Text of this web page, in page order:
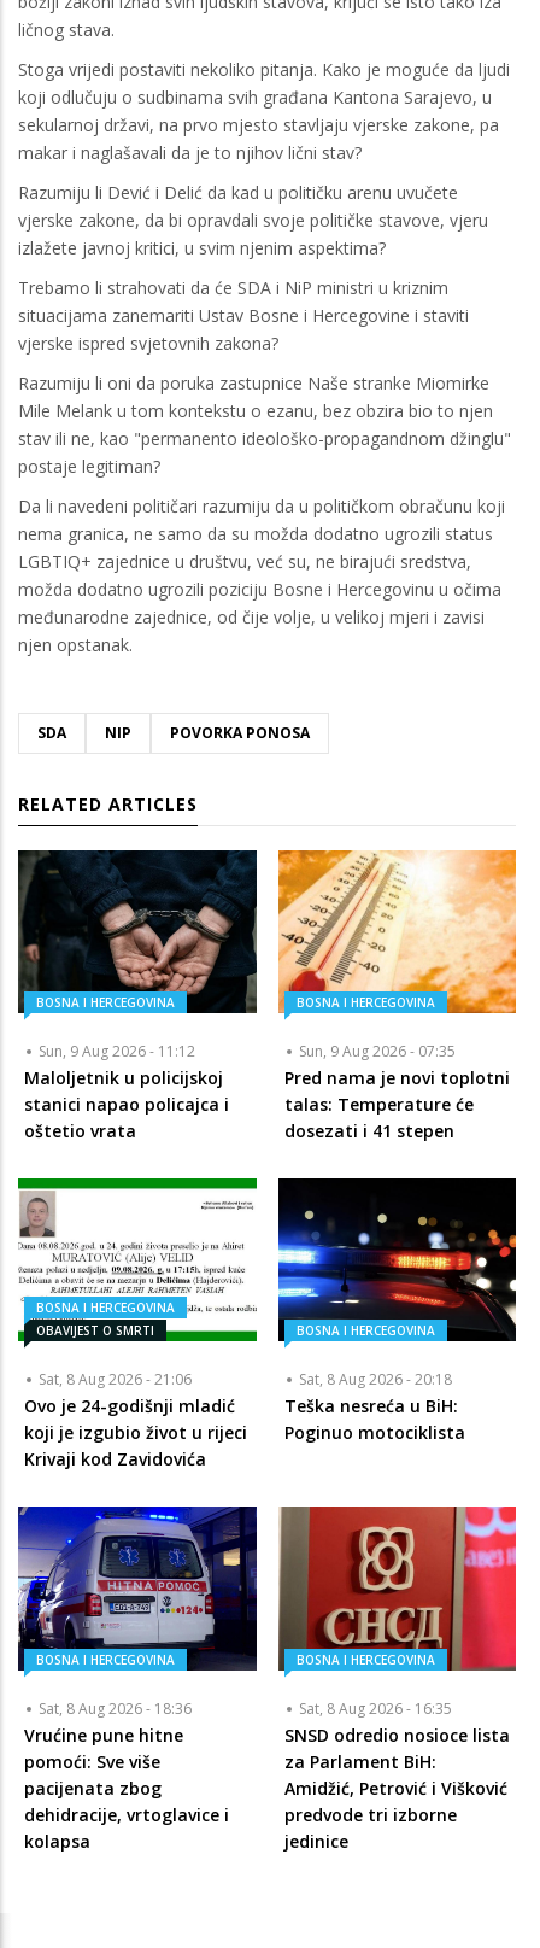
ličnog stava.
Stoga vrijedi postaviti nekoliko pitanja. Kako je moguće da ljudi
koji odlučuju o sudbinama svih građana Kantona Sarajevo, u
sekularnoj državi, na prvo mjesto stavljaju vjerske zakone, pa
makar i naglašavali da je to njihov lični stav?
Razumiju li Dević i Delić da kad u političku arenu uvučete
vjerske zakone, da bi opravdali svoje političke stavove, vjeru
izlažete javnoj kritici, u svim njenim aspektima?
Trebamo li strahovati da će SDA i NiP ministri u kriznim
situacijama zanemariti Ustav Bosne i Hercegovine i staviti
vjerske ispred svjetovnih zakona?
Razumiju li oni da poruka zastupnice Naše stranke Miomirke
Mile Melank u tom kontekstu o ezanu, bez obzira bio to njen
stav ili ne, kao "permanento ideološko-propagandnom džinglu"
postaje legitiman?
Da li navedeni političari razumiju da u političkom obračunu koji
nema granica, ne samo da su možda dodatno ugrozili status
LGBTIQ+ zajednice u društvu, već su, ne birajući sredstva,
možda dodatno ugrozili poziciju Bosne i Hercegovinu u očima
međunarodne zajednice, od čije volje, u velikoj mjeri i zavisi
njen opstanak.
SDA NIP POVORKA PONOSA
RELATED ARTICLES
BOSNA I HERCEGOVINA
Sun, 9 Aug 2026 - 11:12
Maloljetnik u policijskoj
stanici napao policajca i
oštetio vrata
BOSNA I HERCEGOVINA
Sun, 9 Aug 2026 - 07:35
Pred nama je novi toplotni
talas: Temperature će
dosezati i 41 stepen
BOSNA I HERCEGOVINA
OBAVIJEST O SMRTI
Sat, 8 Aug 2026 - 21:06
Ovo je 24-godišnji mladić
koji je izgubio život u rijeci
Krivaji kod Zavidovića
BOSNA I HERCEGOVINA
Sat, 8 Aug 2026 - 20:18
Teška nesreća u BiH:
Poginuo motociklista
BOSNA I HERCEGOVINA
Sat, 8 Aug 2026 - 18:36
Vrućine pune hitne
pomoći: Sve više
pacijenata zbog
dehidracije, vrtoglavice i
kolapsa
BOSNA I HERCEGOVINA
Sat, 8 Aug 2026 - 16:35
SNSD odredio nosioce lista
za Parlament BiH:
Amidžić, Petrović i Višković
predvode tri izborne
jedinice